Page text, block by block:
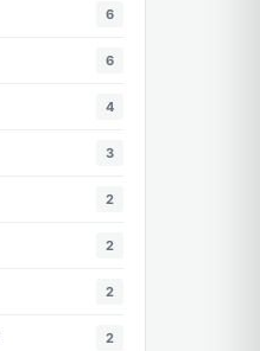
6
6
4
3
2
2
2
2